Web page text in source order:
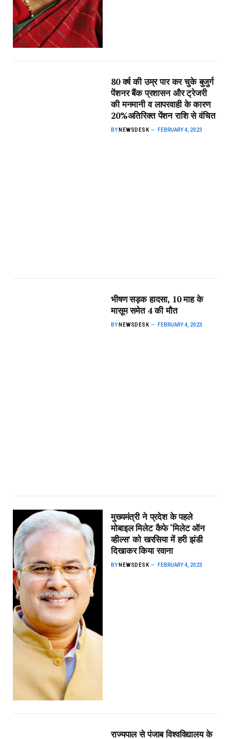
80 वर्ष की उम्र पार कर चुके बुजुर्ग
पेंशनर बैंक प्रशासन और ट्रेजरी
की मनमानी व लापरवाही के कारण
20%अतिरिक्त पेंशन राशि से वंचित
BY NEWSDESK FEBRUARY 4, 2023
भीषण सड़क हादसा, 10 माह के
मासूम समेत 4 की मौत
BY NEWSDESK FEBRUARY 4, 2023
मुख्यमंत्री ने प्रदेश के पहले
मोबाइल मिलेट कैफे ‘मिलेट ऑन
व्हील्स’ को खरसिया में हरी झंडी
दिखाकर किया रवाना
BY NEWSDESK FEBRUARY 4, 2023
राज्यपाल से पंजाब विश्वविद्यालय के